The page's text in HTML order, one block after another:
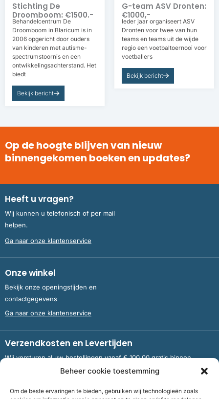
Beheer cookie toestemming
Om de beste ervaringen te bieden, gebruiken wij technologieën zoals
Stichting De
Droomboom: €1500.-
Behandelcentrum De
Droomboom in Blaricum is in
2006 opgericht door ouders
van kinderen met autisme-
spectrumstoornis en een
ontwikkelingsachterstand. Het
biedt
Bekijk bericht
G-team ASV Dronten:
€1000,-
Ieder jaar organiseert ASV
Dronten voor twee van hun
teams en teams uit de wijde
regio een voetbaltoernooi voor
voetballers
Bekijk bericht
Op de hoogte blijven van nieuw
binnengekomen boeken en updates?
Heeft u vragen?
Wij kunnen u telefonisch of per mail
helpen.
Ga naar onze klantenservice
Onze winkel
Bekijk onze openingstijden en
contactgegevens
Ga naar onze klantenservice
Verzendkosten en Levertijden
Wij versturen al uw bestellingen vanaf € 100,00 gratis binnen
Nederland en België.
Meer informatie over verzendkosten en levertijden